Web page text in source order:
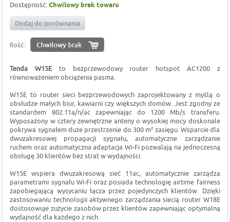
Dostępność:Chwilowy brak towaru
Dodaj do porównania
Ilość:
Tenda W15Eto bezprzewodowy router hotspot AC1200 z
równoważeniem obciążenia pasma.
W15E to router sieci bezprzewodowych zaprojektowany z myślą o
obsłudze małych biur, kawiarni czy większych domów. Jest zgodny ze
standardem 802.11a/n/ac zapewniając do 1200 Mb/s transferu.
Wyposażony w cztery zewnętrzne anteny o wysokiej mocy doskonale
pokrywa sygnałem duże przestrzenie do 300 m² zasięgu. Wsparcie dla
dwuzakresowej propagacji sygnału, automatyczne zarządzanie
ruchem oraz automatyczna adaptacja Wi-Fi pozwalają na jednoczesną
obsługę 30 klientów bez strat w wydajności.
W15E wspiera dwuzakresową sieć 11ac, automatycznie zarządza
parametrami sygnału Wi-Fi oraz posiada technologię airtime fairness
zapobiegającą wysycaniu łącza przez pojedynczych klientów. Dzięki
zastosowaniu technologii aktywnego zarządzania siecią router W18E
dostosowuje zużycie zasobów przez klientów zapewniając optymalną
wydajność dla każdego z nich.